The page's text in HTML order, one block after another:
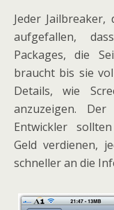
Jeder
aufgefallen,
Packages, die
braucht bis sie
Details, wie
anzuzeigen.
Entwickler
Geld verdienen,
schneller an die